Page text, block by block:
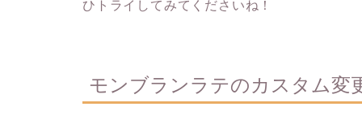
ひトライしてみてくださいね！
モンブランラテのカスタム変